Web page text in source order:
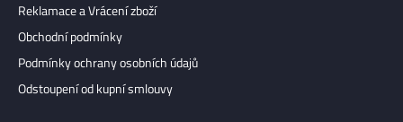
Reklamace a Vrácení zboží
Obchodní podmínky
Podmínky ochrany osobních údajů
Odstoupení od kupní smlouvy